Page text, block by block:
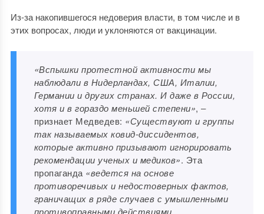
Из-за накопившегося недоверия власти, в том числе и в
этих вопросах, люди и уклоняются от вакцинации.
«Вспышки протестной активности мы
наблюдали в Нидерландах, США, Италии,
Германии и других странах. И даже в России,
хотя и в гораздо меньшей степени», ‒
признает Медведев: «Существуют и группы
так называемых ковид-диссидентов,
которые активно призывают игнорировать
рекомендации ученых и медиков». Эта
пропаганда «ведется на основе
противоречивых и недостоверных фактов,
граничащих в ряде случаев с умышленными
противоправными действиями,